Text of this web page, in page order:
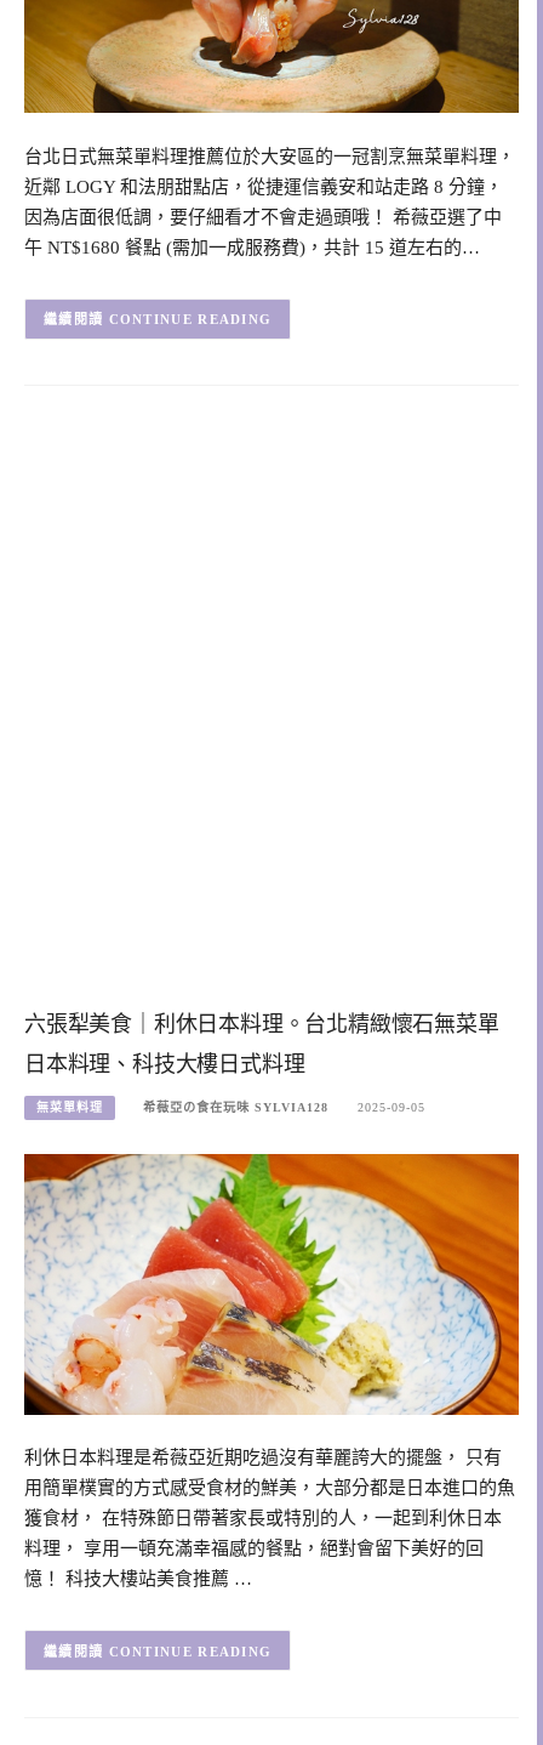
台北日式無菜單料理推薦位於大安區的一冠割烹無菜單料理，
近鄰 LOGY 和法朋甜點店，從捷運信義安和站走路 8 分鐘，
因為店面很低調，要仔細看才不會走過頭哦！ 希薇亞選了中
午 NT$1680 餐點 (需加一成服務費)，共計 15 道左右的…
CONTINUE READING
六張犁美食｜利休日本料理。台北精緻懷石無菜單
日本料理、科技大樓日式料理
無菜單料理 希薇亞の食在玩味 SYLVIA128 2025-09-05
利休日本料理是希薇亞近期吃過沒有華麗誇大的擺盤， 只有
用簡單樸實的方式感受食材的鮮美，大部分都是日本進口的魚
獲食材， 在特殊節日帶著家長或特別的人，一起到利休日本
料理， 享用一頓充滿幸福感的餐點，絕對會留下美好的回
憶！ 科技大樓站美食推薦 …
CONTINUE READING